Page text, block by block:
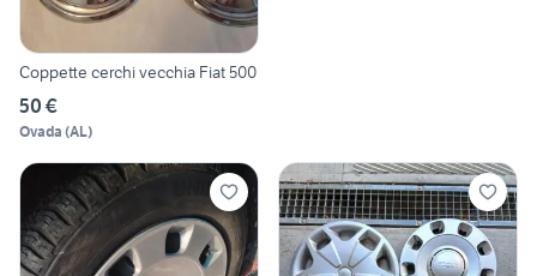
Coppette cerchi vecchia Fiat 500
50 €
Ovada (AL)